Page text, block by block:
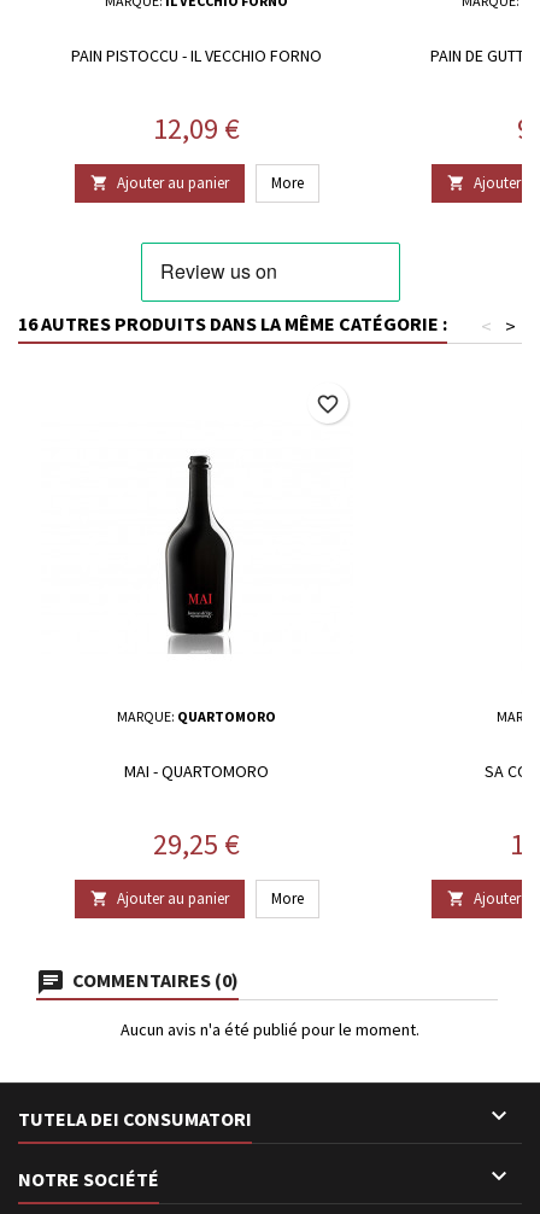
PAIN PISTOCCU - IL VECCHIO FORNO
Prix
12,09 €
 Ajouter au panier More
PAIN DE
 Ajouter
16 AUTRES PRODUITS DANS LA MÊME CATÉGORIE : >
<
MARQUE: QUARTOMORO
MAI - QUARTOMORO
Prix
29,25 €
 Ajouter au panier More
favorite_border
SA
 Ajouter
COMMENTAIRES (0)
Aucun avis n'a été publié pour le moment.
TUTELA DEI CONSUMATORI 
NOTRE SOCIÉTÉ 